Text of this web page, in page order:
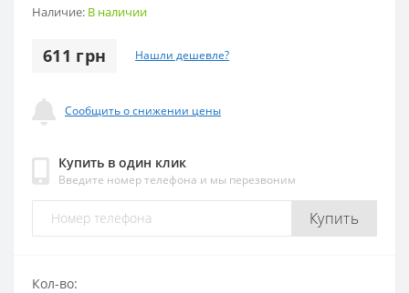
Наличие: В наличии
611 грн Нашли дешевле?
Сообщить о снижении цены
Купить в один клик
Введите номер телефона и мы перезвоним
Купить
Кол-во: